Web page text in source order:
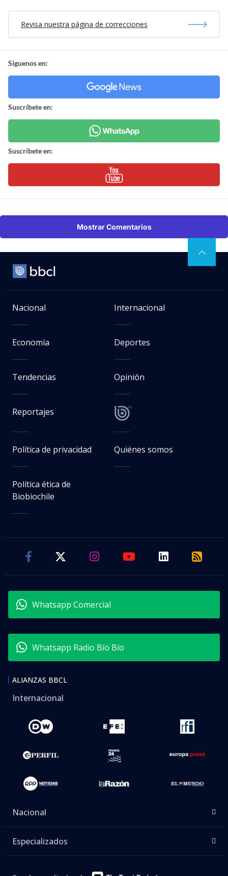
Revisa nuestra página de correcciones
Síguenos en:
Suscríbete en:
Suscríbete en:
Mostrar Comentarios
Nacional Internacional
Economía Deportes
Tendencias Opinión
Reportajes
Política de privacidad Quiénes somos
Política ética de
Biobiochile
Whatsapp Comercial
Whatsapp Radio Bío Bío
ALIANZAS BBCL
Internacional
Nacional
Especializados